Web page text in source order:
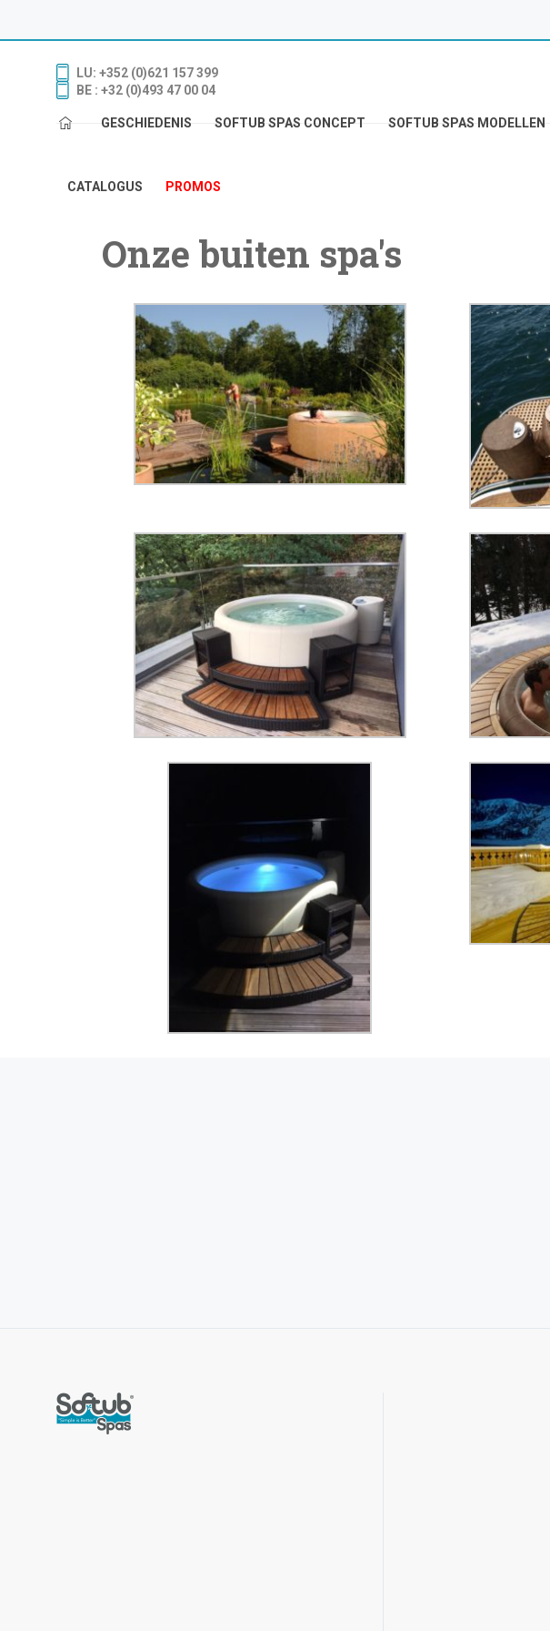
LU: +352 (0)621 157 399
BE : +32 (0)493 47 00 04
GESCHIEDENIS SOFTUB SPAS CONCEPT SOFTUB SPAS MODELLEN
CATALOGUS PROMOS
Onze buiten spa's